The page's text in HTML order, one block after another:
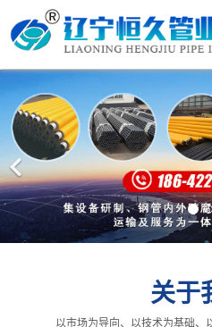
网站首页
关于我们
产品展示
生产设备
关于
以市场为导向、以技术为基础、